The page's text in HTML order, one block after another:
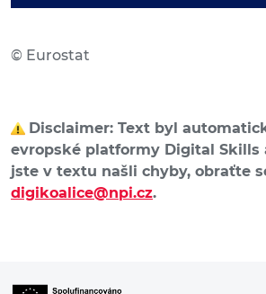
© Eurostat
Disclaimer: Text byl
evropské platformy Digital Skills
jste v textu našli chyby, obraťte
digikoalice@npi.cz.